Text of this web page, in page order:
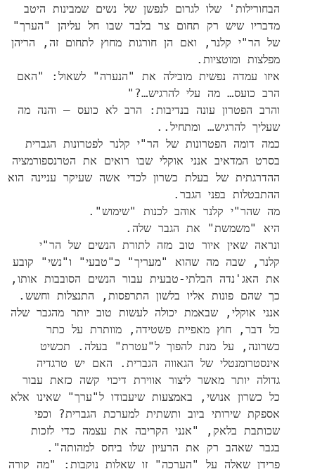
הבחורילות' שלו לגרום לנפשן של נשים שמבינות היטב
מדבריו שיש רק תחום צר בלבד שבו חל עליהן "הערך"
של הר"י קלנר, ואם הן חורגות מחוץ לתחום זה, הריהן
מפלצות ומוטציות.
איזו עמדה נפשית מובילה את "הנערה" לשאול: "האם
הרב כועס… מה עלי להרגיש…?"
והרב הפטרון עונה בנדיבות: הרב לא כועס – והנה מה
שעליך להרגיש… ומתחיל..
כמה דומה הפטרונות של הר"י קלנר לפטרונות הגברית
בסרט המדאיב אנני אוקלי שבו רואים את הטרנספורמציה
ההדרגתית של בעלת כשרון לכדי אשה שעיקר עניינה הוא
ההתבטלות בפני הגבר.
מה שהר"י קלנר אוהב לכנות "שימוש".
היא "משמשת" את הגבר שלה.
ונראה שאין איור טוב מזה לתורת הנשים של הר"י
קלנר, שבה מה שהוא "מעריך" כ"טבעי" ו"נשי" קובע
את האג'נדה הבלתי-טבעית עבור הנשים הסובבות אותו,
כך שהם פונות אליו בלשון התרפסות, התנצלות וחשש.
אנני אוקלי, שבאמת יכולה לעשות טוב יותר מהגבר שלה
כל דבר, חוץ מאפיית פשטידה, מוותרת על כתר
כשרונה, על מנת להפוך ל"עטרת" בעלה. תכשיט
אינסטרומנטלי של הגאווה הגברית. האם יש טרגדיה
גדולה יותר מאשר ליצור אווירת דיכוי קשה כזאת עבור
כל כשרון אנושי, באמצעות שיעבודו ל"ערך" שאינו אלא
אספקת שירותי ביוב ותשתית למערכת הגברית? וכפי
שכותבת בלאק, "אנני הקריבה את עצמה כדי לזכות
בגבר שאהב רק את הרעיון שלו ביחס למהותה".
פרידן שאלה על "הערכה" זו שאלות נוקבות: "מה קורה